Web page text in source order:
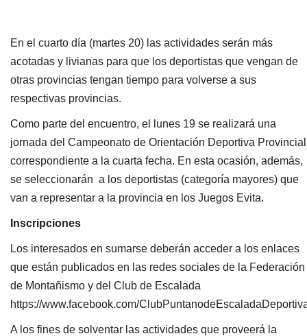
En el cuarto día (martes 20) las actividades serán más
acotadas y livianas para que los deportistas que vengan de
otras provincias tengan tiempo para volverse a sus
respectivas provincias.
Como parte del encuentro, el lunes 19 se realizará una
jornada del Campeonato de Orientación Deportiva
correspondiente a la cuarta fecha. En esta ocasión, además,
se seleccionarán a los deportistas (categoría mayores) que
van a representar a la provincia en los Juegos Evita.
Inscripciones
Los interesados en sumarse deberán acceder a los enlaces
que están publicados en las redes sociales de la Federación
de Montañismo y del Club de Escalada
https://www.facebook.com/
A los fines de solventar las actividades que proveerá la